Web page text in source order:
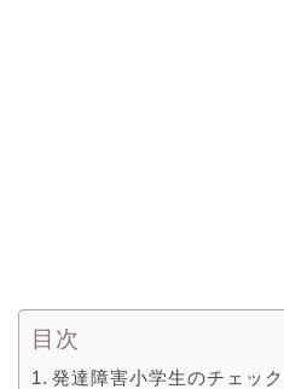
目次
発達障害小学生のチェッ